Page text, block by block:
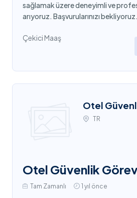
sağlamak üzere deneyimli ve
arıyoruz. Başvurularınızı bekliyoruz.
Çekici Maaş
Otel
TR
Otel Güvenlik
Tam Zamanlı 1 yıl önce